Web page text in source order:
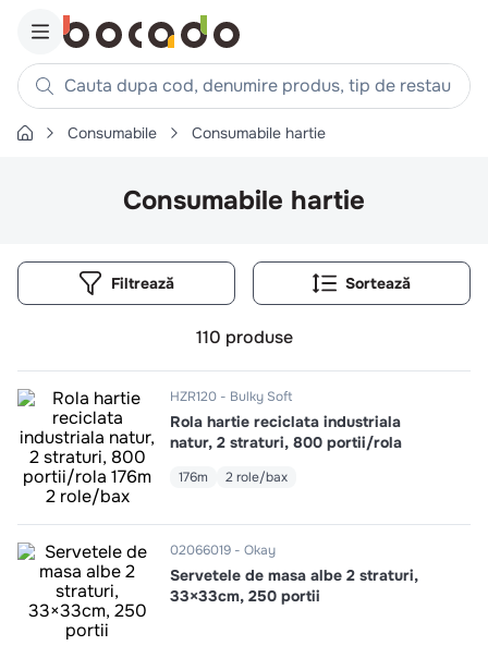
Cauta dupa cod, denumire produs, tip de restaurant,
Căutări populare
chifle
7.
aripi
8.
ceafa
9. croissant
pizza
Consumabile Consumabile hartie
Consumabile hartie
Filtrează
110 produse
HZR120 Bulky Soft
Rola hartie reciclata industriala
natur, 2 straturi, 800 portii/rola
176m 2 role/bax
02066019 Okay
Servetele de masa albe 2 straturi,
33×33cm, 250 portii